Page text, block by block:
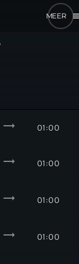
trending_flat 01:00
trending_flat 01:00
trending_flat 01:00
trending_flat 01:00